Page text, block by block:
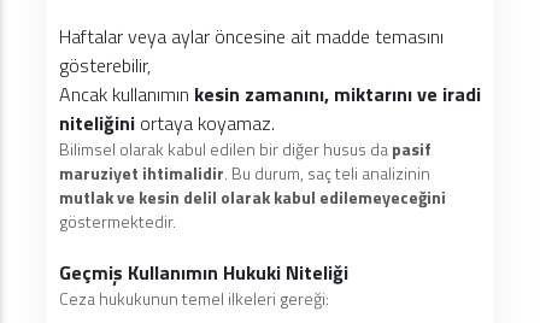
Haftalar veya aylar öncesine ait madde temasını
gösterebilir,
Ancak kullanımın kesin zamanını, miktarını ve iradi
niteliğini ortaya koyamaz.
Bilimsel olarak kabul edilen bir diğer husus dapasif
maruziyet ihtimalidir. Bu durum, saç teli analizinin
mutlak ve kesin delil olarak kabul edilemeyeceğini
göstermektedir.
Geçmiş Kullanımın Hukuki Niteliği
Ceza hukukunun temel ilkeleri gereği: